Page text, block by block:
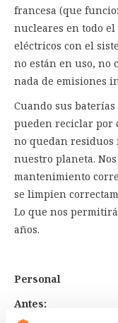
francesa (que
nucleares en todo
eléctricos con el
no están en uso, no
nada de emisiones
Cuando sus
pueden reciclar por
no quedan
nuestro planeta.
mantenimiento
se limpien
Lo que nos
años.
Personal
Antes: